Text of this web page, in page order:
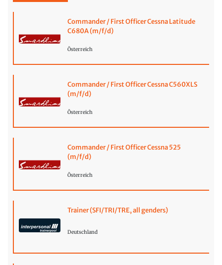
Commander / First Officer Cessna Latitude
C680A (m/f/d)
Österreich
Commander / First Officer Cessna C560XLS
(m/f/d)
Österreich
Commander / First Officer Cessna 525
(m/f/d)
Österreich
Trainer (SFI/TRI/TRE, all genders)
Deutschland